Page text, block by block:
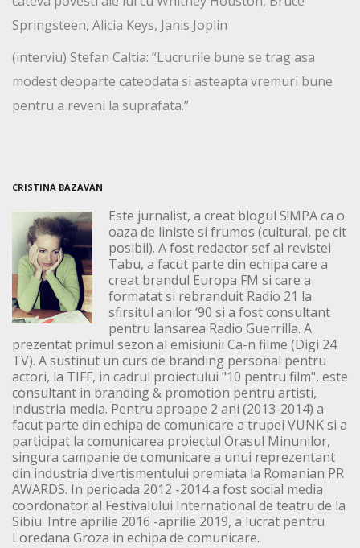
Springsteen, Alicia Keys, Janis Joplin
(interviu) Stefan Caltia: “Lucrurile bune se trag asa
modest deoparte cateodata si asteapta vremuri bune
pentru a reveni la suprafata.”
CRISTINA BAZAVAN
Este jurnalist, a creat blogul S!MPA ca o
oaza de liniste si frumos (cultural, pe cit
posibil). A fost redactor sef al revistei
Tabu, a facut parte din echipa care a
creat brandul Europa FM si care a
formatat si rebranduit Radio 21 la
sfirsitul anilor ‘90 si a fost consultant
pentru lansarea Radio Guerrilla. A
prezentat primul sezon al emisiunii Ca-n filme (Digi 24
TV). A sustinut un curs de branding personal pentru
actori, la TIFF, in cadrul proiectului "10 pentru film", este
consultant in branding & promotion pentru artisti,
industria media. Pentru aproape 2 ani (2013-2014) a
facut parte din echipa de comunicare a trupei VUNK si a
participat la comunicarea proiectul Orasul Minunilor,
singura campanie de comunicare a unui reprezentant
din industria divertismentului premiata la Romanian PR
AWARDS. In perioada 2012 -2014 a fost social media
coordonator al Festivalului International de teatru de la
Sibiu. Intre aprilie 2016 -aprilie 2019, a lucrat pentru
Loredana Groza in echipa de comunicare.